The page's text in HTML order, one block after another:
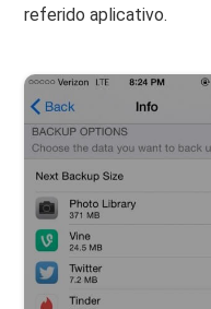
referido aplicativo.